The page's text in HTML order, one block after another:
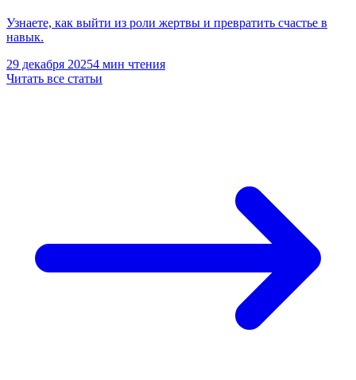
Узнаете, как выйти из роли жертвы и превратить счастье в
навык.
29 декабря 20254 мин чтения
Читать все статьи